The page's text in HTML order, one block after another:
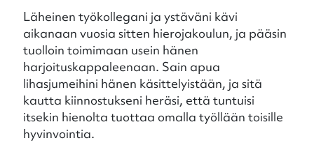
Läheinen työkollegani ja ystäväni kävi
aikanaan vuosia sitten hierojakoulun, ja pääsin
tuolloin toimimaan usein hänen
harjoituskappaleenaan. Sain apua
lihasjumeihini hänen käsittelyistään, ja sitä
kautta kiinnostukseni heräsi, että tuntuisi
itsekin hienolta tuottaa omalla työllään toisille
hyvinvointia.